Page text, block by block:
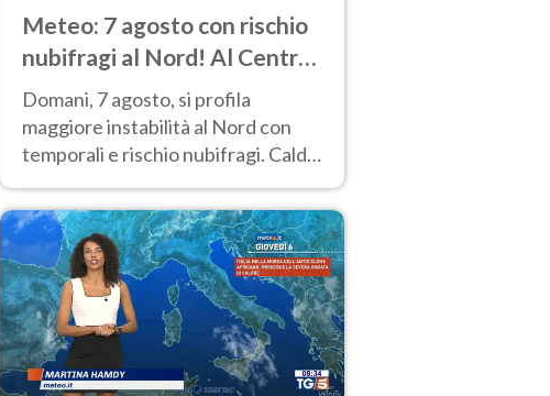
Meteo: 7 agosto con rischio
nubifragi al Nord! Al Centro-
Sud caldo estremo
Domani, 7 agosto, si profila
maggiore instabilità al Nord con
temporali e rischio nubifragi. Caldo
previsioni.